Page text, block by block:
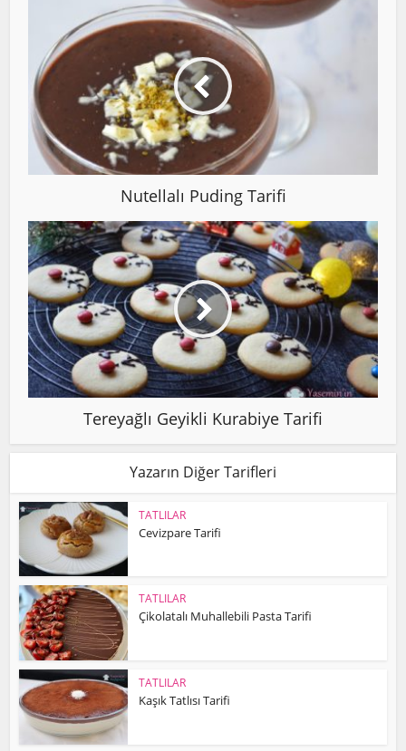
Nutellalı Puding Tarifi
Tereyağlı Geyikli Kurabiye Tarifi
Yazarın Diğer Tarifleri
TATLILAR
Cevizpare Tarifi
TATLILAR
Çikolatalı Muhallebili Pasta Tarifi
TATLILAR
Kaşık Tatlısı Tarifi